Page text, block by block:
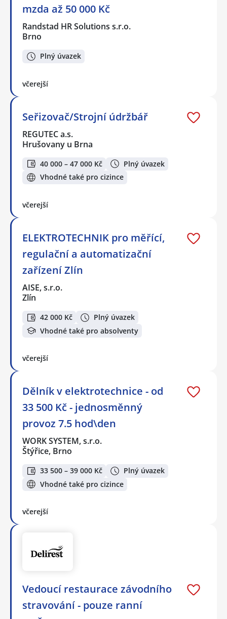
mzda až 50 000 Kč
Randstad HR Solutions s.r.o.
Brno
Plný úvazek
včerejší
Seřizovač/Strojní údržbář
REGUTEC a.s.
Hrušovany u Brna
40 000 – 47 000 Kč
Plný úvazek
Vhodné také pro cizince
včerejší
ELEKTROTECHNIK pro měřící,
regulační a automatizační
zařízení Zlín
AISE, s.r.o.
Zlín
42 000 Kč
Plný úvazek
Vhodné také pro absolventy
včerejší
Dělník v elektrotechnice - od
33 500 Kč - jednosměnný
provoz 7.5 hod\den
WORK SYSTEM, s.r.o.
Štýřice, Brno
33 500 – 39 000 Kč
Plný úvazek
Vhodné také pro cizince
včerejší
Vedoucí restaurace závodního
stravování - pouze ranní